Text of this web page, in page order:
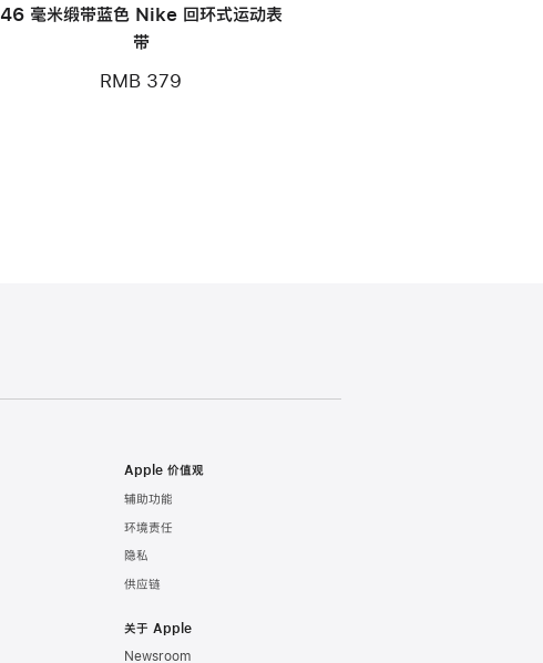
46 毫米缎带蓝色 Nike 回环式运动表
带
RMB 379
Apple 价值观
辅助功能
环境责任
隐私
供应链
关于 Apple
Newsroom